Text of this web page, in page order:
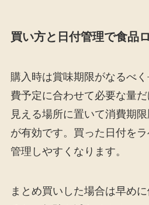
買い方と日付管理で食品
購入時は賞味期限がなるべ
費予定に合わせて必要な量
見える場所に置いて消費期
が有効です。買った日付を
管理しやすくなります。
まとめ買いした場合は早め